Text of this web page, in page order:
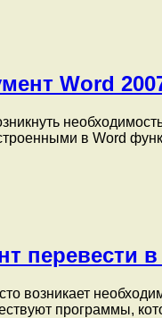
Word
в Word
перевести
возникает
программы,